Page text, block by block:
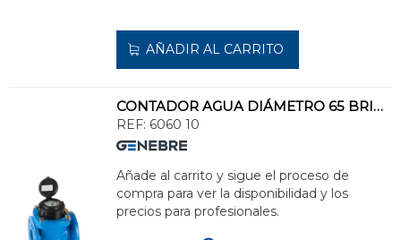
AÑADIR AL CARRITO
CONTADOR AGUA DIÁMETRO 65 BRIDAS 2.1/2 WOLTMANN
REF: 6060 10
Añade al carrito y sigue el proceso de
compra para ver la disponibilidad y los
precios para profesionales.